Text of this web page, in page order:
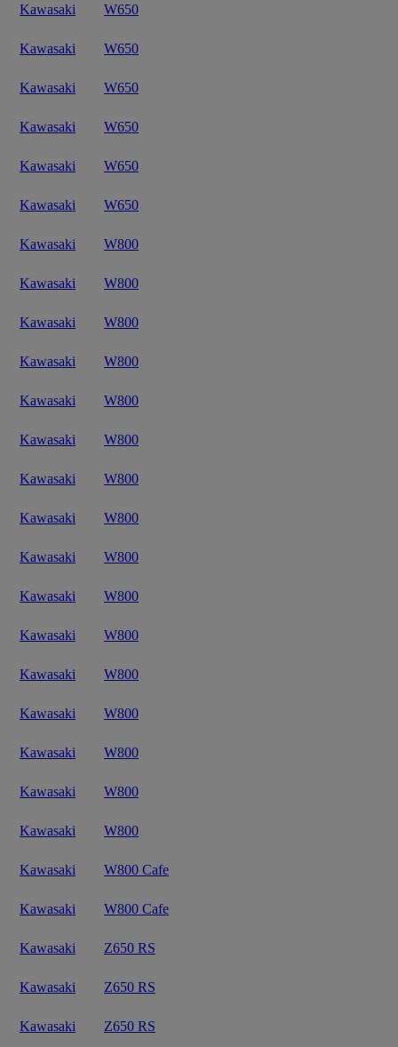
Kawasaki W650
Kawasaki W650
Kawasaki W650
Kawasaki W650
Kawasaki W650
Kawasaki W650
Kawasaki W800
Kawasaki W800
Kawasaki W800
Kawasaki W800
Kawasaki W800
Kawasaki W800
Kawasaki W800
Kawasaki W800
Kawasaki W800
Kawasaki W800
Kawasaki W800
Kawasaki W800
Kawasaki W800
Kawasaki W800
Kawasaki W800
Kawasaki W800
Kawasaki W800 Cafe
Kawasaki W800 Cafe
Kawasaki Z650 RS
Kawasaki Z650 RS
Kawasaki Z650 RS